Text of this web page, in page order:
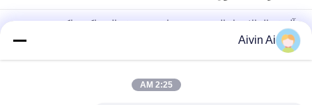
آلة غربال الاهتزاز المدمجة ، معدات مختبر غربال شاكر شاكر
الحبيبية
Aivin Ai
2:25 AM